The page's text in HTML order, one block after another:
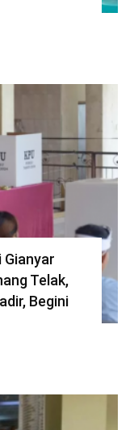
Gianyar
Telak,
Begini